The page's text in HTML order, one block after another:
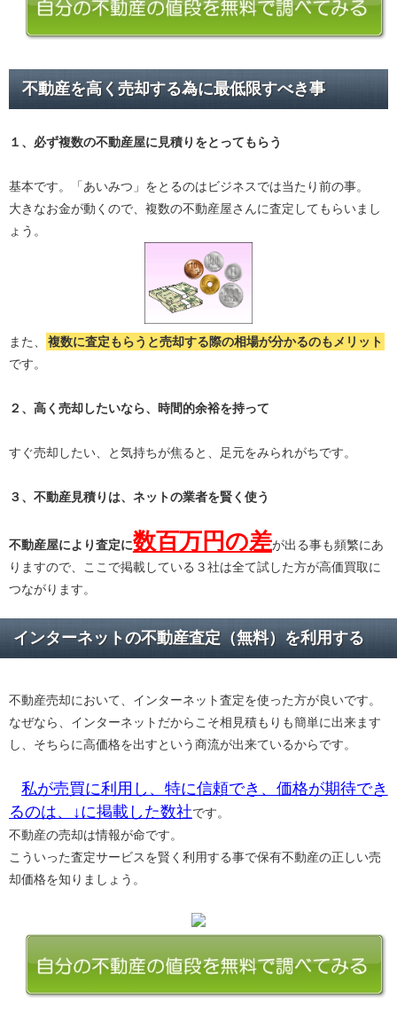
不動産を高く売却する為に最低限すべき事
１、必ず複数の不動産屋に見積り をとってもらう
基本です。「あいみつ」をとるのはビジネスでは当たり前の事。
大きなお金が動くので、複数の不動産屋さんに査定してもらいまし
ょう。
また、 複数に査定もらうと売却する際の相場が分かるのもメリット
です。
２、高く売却したいなら、時間的余裕を持って
すぐ売却したい、と気持ちが焦ると、足元をみられがちです。
３、不動産見積りは、ネットの業者を賢く使う
不動産屋により査定に数百万円の差が出る事も頻繁にあ
りますので、ここで掲載している３社は全て試した方が高価買取に
つながります。
インターネットの不動産査定（無料）を利用する
不動産売却において、インターネット査定を使った方が良いです。
なぜなら、インターネットだからこそ相見積もりも簡単に出来ます
し、そちらに高価格を出すという商流が出来ているからです。
私が売買に利用し、特に信頼でき、価格が期待でき
るのは、↓に掲載した数社です。
不動産の売却は情報が命です。
こういった査定サービスを賢く利用する事で保有不動産の正しい売
却価格を知りましょう。